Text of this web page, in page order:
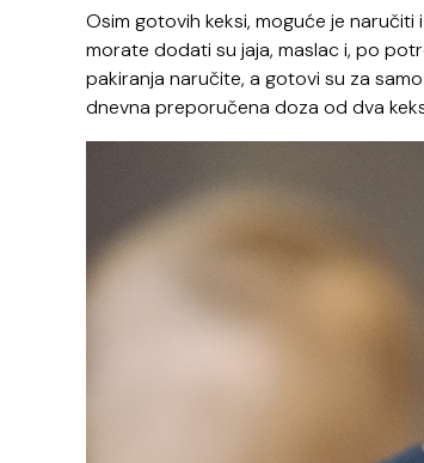
Osim gotovih keksi, moguće je naručiti i
morate dodati su jaja, maslac i, po
pakiranja naručite, a gotovi su za
dnevna preporučena doza od dva